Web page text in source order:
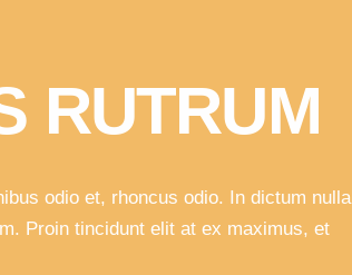
RUTRUM
odio et, rhoncus odio. In dictum nulla
Proin tincidunt elit at ex maximus, et